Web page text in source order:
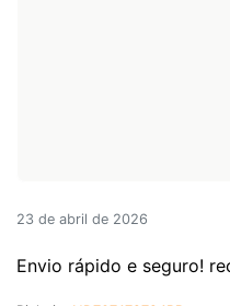
23 de abril de 2026
Envio rápido e seguro!